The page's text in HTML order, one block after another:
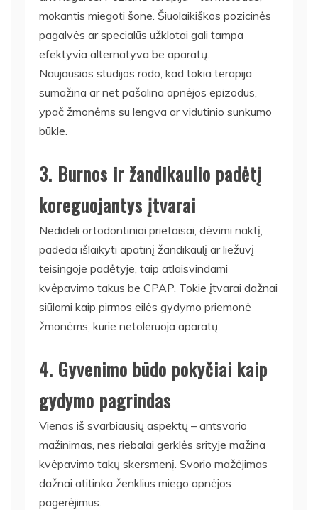
mokantis miegoti šone. Šiuolaikiškos pozicinės
pagalvės ar specialūs užklotai gali tampa
efektyvia alternatyva be aparatų.
Naujausios studijos rodo, kad tokia terapija
sumažina ar net pašalina apnėjos epizodus,
ypač žmonėms su lengva ar vidutinio sunkumo
būkle.
3. Burnos ir žandikaulio padėtį
koreguojantys įtvarai
Nedideli ortodontiniai prietaisai, dėvimi naktį,
padeda išlaikyti apatinį žandikaulį ar liežuvį
teisingoje padėtyje, taip atlaisvindami
kvėpavimo takus be CPAP. Tokie įtvarai dažnai
siūlomi kaip pirmos eilės gydymo priemonė
žmonėms, kurie netoleruoja aparatų.
4. Gyvenimo būdo pokyčiai kaip
gydymo pagrindas
Vienas iš svarbiausių aspektų – antsvorio
mažinimas, nes riebalai gerklės srityje mažina
kvėpavimo takų skersmenį. Svorio mažėjimas
dažnai atitinka ženklius miego apnėjos
pagerėjimus.